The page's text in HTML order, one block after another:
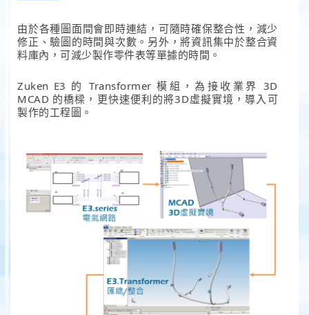
由於各種圖面間會即時連結，可隨時確保整合性，減少
修正、驗圖的時間與次數。另外，將資訊集中於整合資
料庫內，可減少製作零件表等單據的時間。
Zuken E3 的 Transformer 模組，為接收業界 3D
MCAD 的橋樑，更快速便利的將3D虛擬實境，導入可
製作的工程圖。